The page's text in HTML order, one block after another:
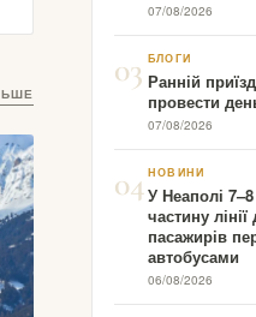
07/08/2026
03 БЛОГИ
Ранній
провести
07/08/2026
04 НОВИНИ
У Неаполі
частину
пасажирів
автобусами
06/08/2026